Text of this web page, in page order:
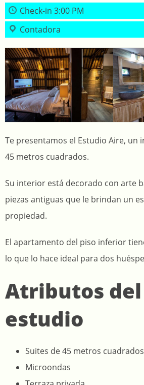
Check-in 3:00 PM
Contadora
Te presentamos el Estudio Aire, un
45 metros cuadrados.
Su interior está decorado con arte
piezas antiguas que le brindan un
propiedad.
El apartamento del piso inferior
lo que lo hace ideal para dos
Atributos del
estudio
Suites de 45 metros cuadrados
Microondas